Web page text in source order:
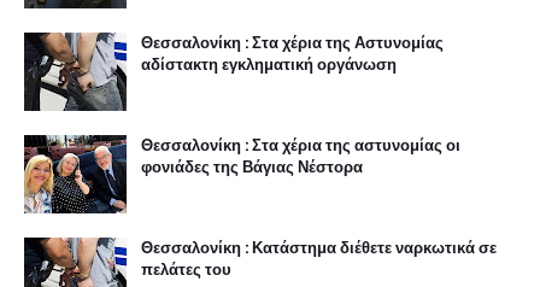
Θεσσαλονίκη : Στα χέρια της Αστυνομίας
αδίστακτη εγκληματική οργάνωση
Θεσσαλονίκη : Στα χέρια της αστυνομίας οι
φονιάδες της Βάγιας Νέστορα
Θεσσαλονίκη : Κατάστημα διέθετε ναρκωτικά σε
πελάτες του